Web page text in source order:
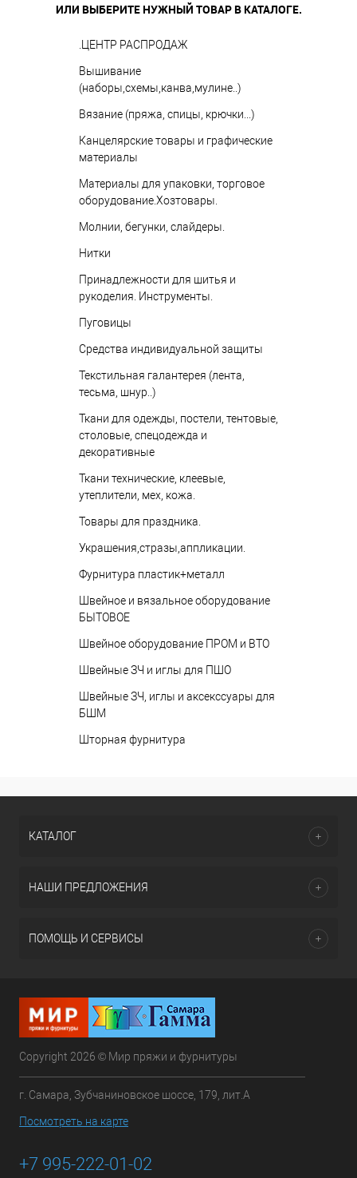
ИЛИ ВЫБЕРИТЕ НУЖНЫЙ ТОВАР В КАТАЛОГЕ.
.ЦЕНТР РАСПРОДАЖ
Вышивание
(наборы,схемы,канва,мулине..)
Вязание (пряжа, спицы, крючки...)
Канцелярские товары и графические
материалы
Материалы для упаковки, торговое
оборудование.Хозтовары.
Молнии, бегунки, слайдеры.
Нитки
Принадлежности для шитья и
рукоделия. Инструменты.
Пуговицы
Средства индивидуальной защиты
Текстильная галантерея (лента,
тесьма, шнур..)
Ткани для одежды, постели, тентовые,
столовые, спецодежда и
декоративные
Ткани технические, клеевые,
утеплители, мех, кожа.
Товары для праздника.
Украшения,стразы,аппликации.
Фурнитура пластик+металл
Швейное и вязальное оборудование
БЫТОВОЕ
Швейное оборудование ПРОМ и ВТО
Швейные ЗЧ и иглы для ПШО
Швейные ЗЧ, иглы и аксекссуары для
БШМ
Шторная фурнитура
КАТАЛОГ
НАШИ ПРЕДЛОЖЕНИЯ
ПОМОЩЬ И СЕРВИСЫ
Copyright 2026 © Мир пряжи и фурнитуры
г. Самара, Зубчаниновское шоссе, 179, лит.А
Посмотреть на карте
+7 995-222-01-02